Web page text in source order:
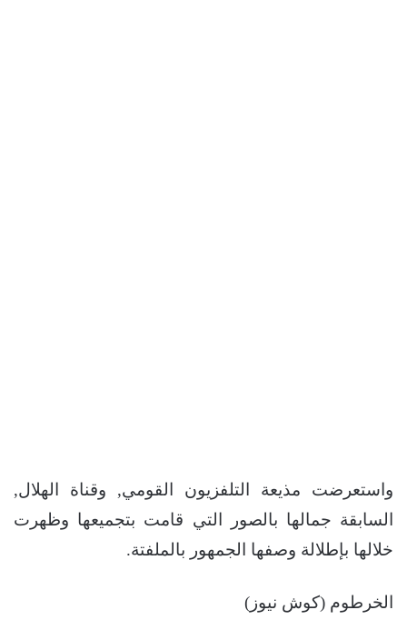
واستعرضت مذيعة التلفزيون القومي, وقناة الهلال,
السابقة جمالها بالصور التي قامت بتجميعها وظهرت
خلالها بإطلالة وصفها الجمهور بالملفتة.
الخرطوم (كوش نيوز)